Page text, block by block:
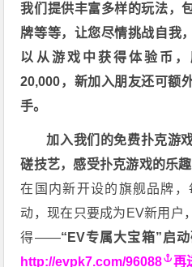
我们提供丰富多样的玩法，
牌等等，让您尽情挑战自我
以从游戏中获得体验币
20,000，新加入朋友还可额
手。
加入我们的免费扑克游
磋技艺，感受扑克游戏的乐趣
在国内新开设的旗舰品牌
动，现在只要成为EV新用户
得——“EV专属大宝箱”启动
http://evpk7.com/96088
再